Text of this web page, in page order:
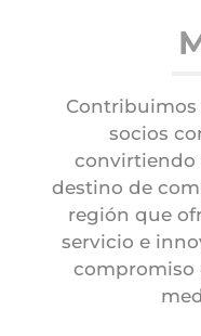
Contribuimos
socios
convirtiendo
destino de
región que
servicio e
compromiso